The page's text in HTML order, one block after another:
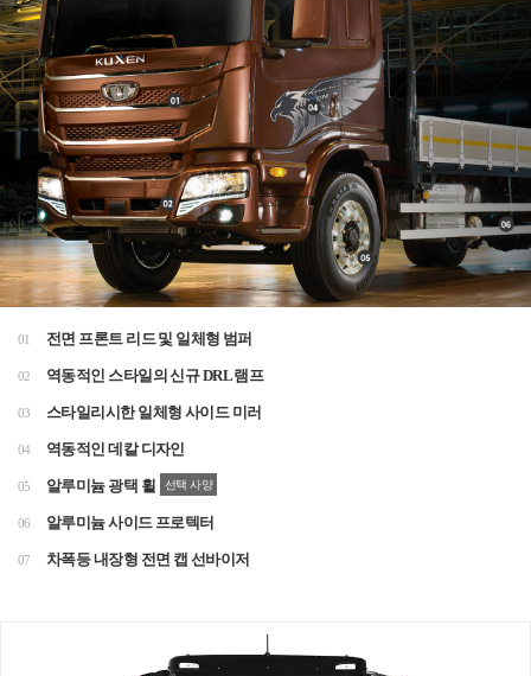
01 전면 프론트 리드 및 일체형 범퍼
02 역동적인 스타일의 신규 DRL 램프
03 스타일리시한 일체형 사이드 미러
04 역동적인 데칼 디자인
05 알루미늄 광택 휠 선택 사양
06 알루미늄 사이드 프로텍터
07 차폭등 내장형 전면 캡 선바이저